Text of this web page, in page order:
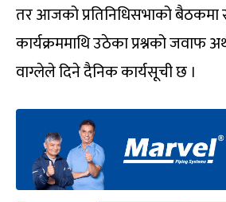
तर आजको प्रतिनिधिसभाको बैठकमा
कार्यक्रममाथि उठेका प्रश्नको जवाफ
वाग्लेले दिने दैनिक कार्यसूची छ ।